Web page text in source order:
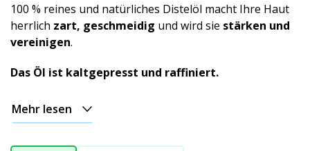
100 % reines und natürliches Distelöl macht Ihre Haut
herrlich zart, geschmeidig und wird sie stärken und
vereinigen.
Das Öl ist kaltgepresst und raffiniert.
Mehr lesen